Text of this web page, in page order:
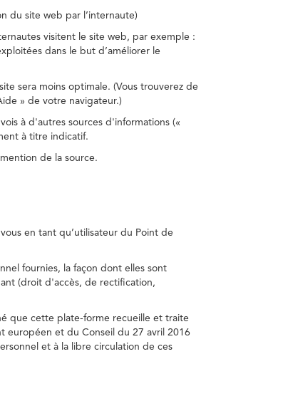
du site web par l’internaute)
visitent le site web, par exemple :
dans le but d’améliorer le
sera moins optimale. (Vous trouverez de
» de votre navigateur.)
à d'autres sources d'informations («
à titre indicatif.
de la source.
en tant qu’utilisateur du Point de
fournies, la façon dont elles sont
(droit d'accès, de rectification,
que cette plate-forme recueille et traite
européen et du Conseil du 27 avril 2016
et à la libre circulation de ces